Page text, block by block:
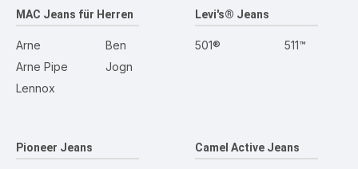
MAC Jeans für Herren
Arne
Arne Pipe
Lennox
Ben
Jogn
Levi's® Jeans
501® 511™
Pioneer Jeans Camel Active Jeans